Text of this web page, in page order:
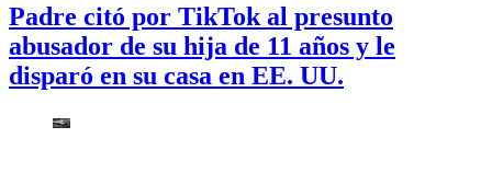
Padre citó por TikTok al presunto
abusador de su hija de 11 años y le
disparó en su casa en EE. UU.